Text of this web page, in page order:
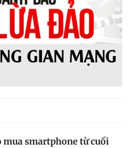
smartphone từ cuối